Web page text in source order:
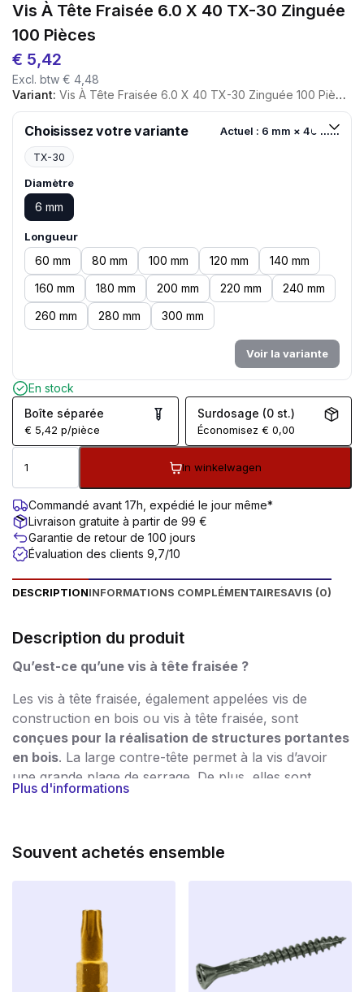
Vis À Tête Fraisée 6.0 X 40 TX-30 Zinguée
100 Pièces
€ 5,42
Excl. btw € 4,48
Variant: Vis À Tête Fraisée 6.0 X 40 TX-30 Zinguée 100 Pièces
Choisissez votre variante Actuel : 6 mm × 40 mm
TX-30
Diamètre
6 mm
Longueur
60 mm 80 mm 100 mm 120 mm
140 mm
160 mm
180 mm 200 mm 220 mm
240 mm
260 mm
280 mm 300 mm
Voir la variante
En stock
Boîte séparée
€ 5,42 p/pièce
Surdosage (0 st.)
Économisez€ 0,00
In winkelwagen
Commandé avant 17h, expédié le jour même*
Livraison gratuite à partir de 99 €
Garantie de retour de 100 jours
Évaluation des clients 9,7/10
DESCRIPTIONINFORMATIONS COMPLÉMENTAIRESAVIS (0)
Description du produit
Qu’est-ce qu’une vis à tête fraisée ?
Les vis à tête fraisée, également appelées vis de
construction en bois ou vis à tête fraisée, sont
conçues pour la réalisation de structures portantes
en bois. La large contre-tête permet à la vis d’avoir
une grande plage de serrage. De plus, elles sont
dotées d’un entraînement Torx, ce qui rend
Jusqu’où une vis doit-elle pénétrer dans le bois ?
vous aurez besoin d’une vis de 25 mm de long. Si vous
suivez cette règle, vous aurez au moins la certitude
que votre structure est solidement fixée.
Plus d'informations
Souvent achetés ensemble